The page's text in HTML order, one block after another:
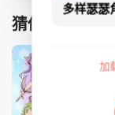
猜你喜欢
多样瑟瑟
加